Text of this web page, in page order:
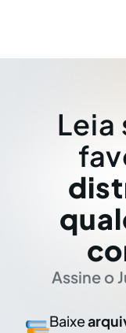
Leia
Assine o
Baixe